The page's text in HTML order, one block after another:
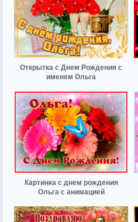
Открытка с Днем Рождения с
именем Ольга
Картинка с днем рождения
Ольга с анимацией